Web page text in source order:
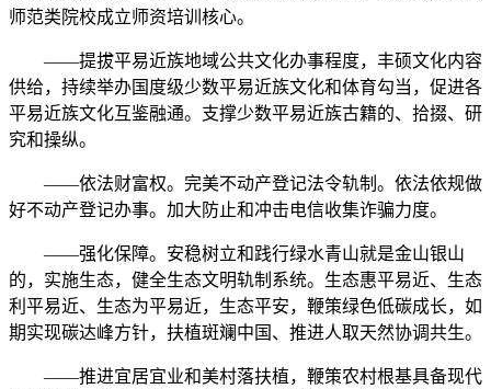
师范类院校成立师资培训核心。
——提拔平易近族地域公共文化办事程度，丰硕文化内容
供给，持续举办国度级少数平易近族文化和体育勾当，促进各
平易近族文化互鉴融通。支撑少数平易近族古籍的、拾掇、研
究和操纵。
——依法财富权。完美不动产登记法令轨制。依法依规做
好不动产登记办事。加大防止和冲击电信收集诈骗力度。
——强化保障。安稳树立和践行绿水青山就是金山银山
的，实施生态，健全生态文明轨制系统。生态惠平易近、生态
利平易近、生态为平易近，生态平安，鞭策绿色低碳成长，如
期实现碳达峰方针，扶植斑斓中国、推进人取天然协调共生。
——推进宜居宜业和美村落扶植，鞭策农村根基具备现代